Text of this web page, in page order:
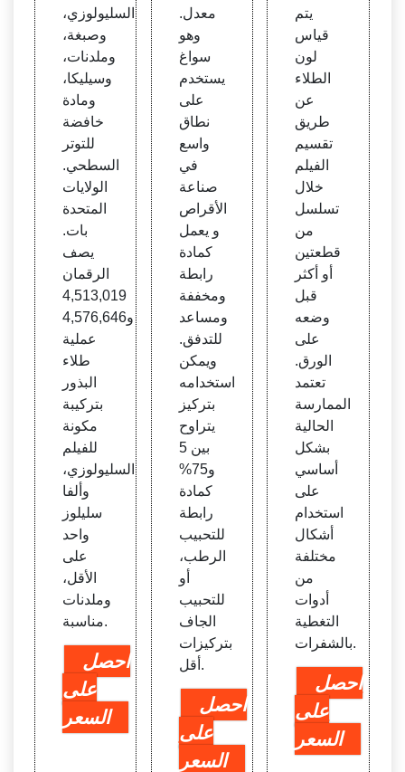
السليولوزي،
وصبغة،
وملدنات،
وسيليكا،
ومادة
خافضة
للتوتر
السطحي.
الولايات
المتحدة
بات.
يصف
الرقمان
4,513,019
و4,576,646
عملية
طلاء
البذور
بتركيبة
مكونة
للفيلم
السليولوزي،
وألفا
سليلوز
واحد
على
الأقل،
وملدنات
مناسبة.
احصل
على
السعر
معدل.
وهو
سواغ
يستخدم
على
نطاق
واسع
في
صناعة
الأقراص
و يعمل
كمادة
رابطة
ومخففة
ومساعد
للتدفق.
ويمكن
استخدامه
بتركيز
يتراوح
بين 5
و75%
كمادة
رابطة
للتحبيب
الرطب،
أو
للتحبيب
الجاف
بتركيزات
أقل.
احصل
على
السعر
يتم
قياس
لون
الطلاء
عن
طريق
تقسيم
الفيلم
خلال
تسلسل
من
قطعتين
أو أكثر
قبل
وضعه
على
الورق.
تعتمد
الممارسة
الحالية
بشكل
أساسي
على
استخدام
أشكال
مختلفة
من
أدوات
التغطية
بالشفرات.
احصل
على
السعر